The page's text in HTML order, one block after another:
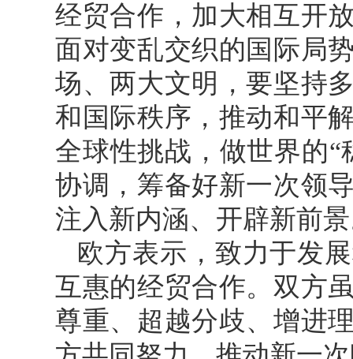
经贸合作，加大相互开
面对变乱交织的国际局
场、两大文明，要坚持
和国际秩序，推动和平
全球性挑战，做世界的
协调，筹备好新一次领
注入新内涵、开辟新前
欧方表示，致力于发
互惠的经贸合作。双方
尊重、超越分歧、增进